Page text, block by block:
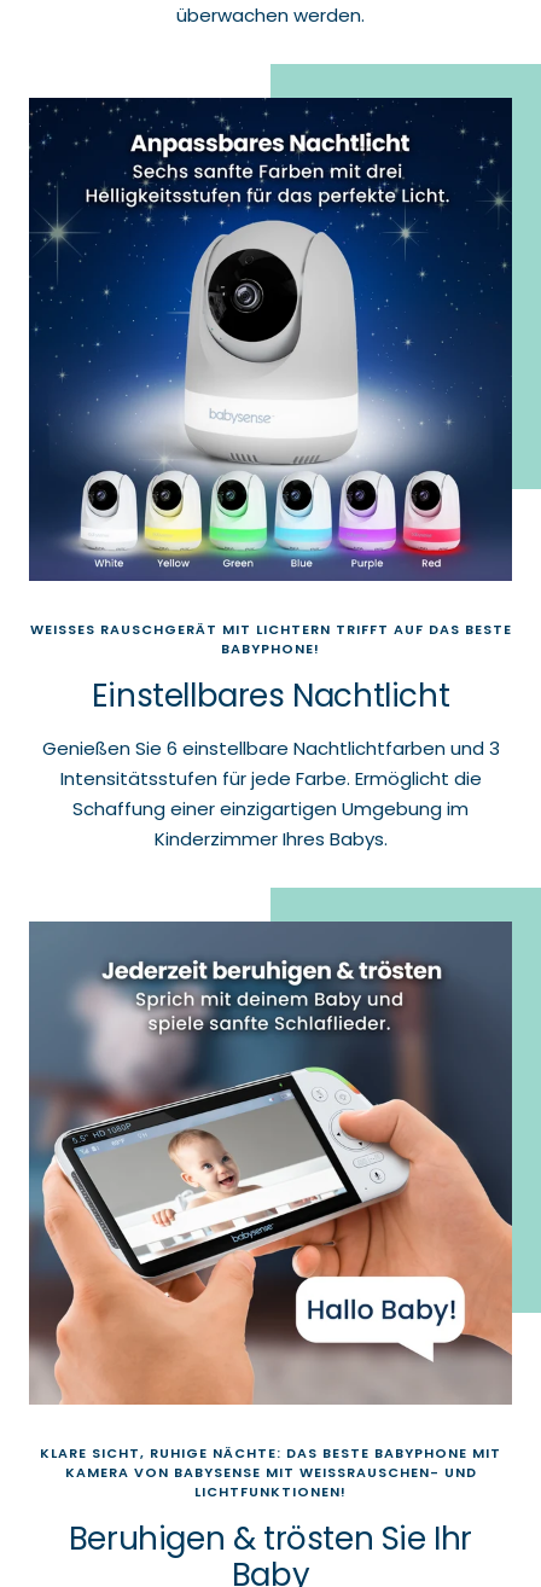
überwachen werden.
WEISSES RAUSCHGERÄT MIT LICHTERN TRIFFT AUF DAS BESTE
BABYPHONE!
Einstellbares Nachtlicht
Genießen Sie 6 einstellbare Nachtlichtfarben und 3
Intensitätsstufen für jede Farbe. Ermöglicht die
Schaffung einer einzigartigen Umgebung im
Kinderzimmer Ihres Babys.
KLARE SICHT, RUHIGE NÄCHTE: DAS BESTE BABYPHONE MIT
KAMERA VON BABYSENSE MIT WEISSRAUSCHEN- UND
LICHTFUNKTIONEN!
Beruhigen & trösten Sie Ihr
Baby